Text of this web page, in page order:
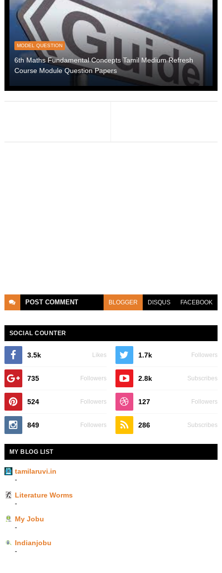
MODEL QUESTION
6th Maths Fundamental Concepts Tamil Medium Refresh
Course Module Question Papers
POST COMMENT BLOGGER DISQUS FACEBOOK
SOCIAL COUNTER
3.5k Likes 1.7k Followers
735 Followers 2.8k Subscribes
524 Followers 127 Followers
849 Followers 286 Subscribes
MY BLOG LIST
tamilaruvi.in
-
Literature Worms
-
My Jobu
-
Indianjobu
-